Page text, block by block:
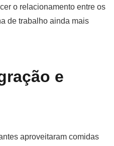
o relacionamento entre os
de trabalho ainda mais
e
aproveitaram comidas